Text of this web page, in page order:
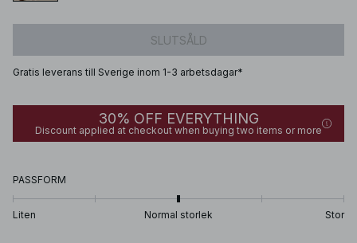
SLUTSÅLD
Gratis leverans till Sverige inom 1-3 arbetsdagar*
30% OFF EVERYTHING
Discount applied at checkout when buying two items or more
PASSFORM
Liten Normal storlek Stor